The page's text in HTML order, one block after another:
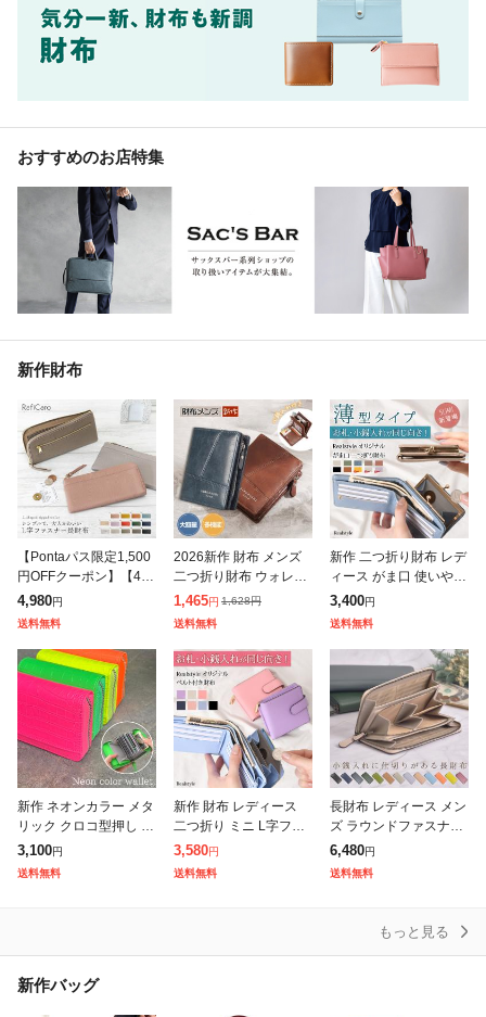
おすすめのお店特集
新作財布
【Pontaパス限定1,500
円OFFクーポン】【4,9
80円→3,480円】\長財
布月間ランキング1位/R
afiCaro 薄さ
4,980円
送料無料
2026新作 財布 メンズ
二つ折り財布 ウォレッ
ト メンズ カーボンレザ
ー 二つ折り革財布 メン
ズ 大容量 ファスナー小
銭入れ
1,465円 1,628円
送料無料
新作 二つ折り財布 レデ
ィース がま口 使いやす
い 20代 40代 50代 財布
横 向き 同じ スリム 薄
い 薄型 小銭入れ
3,400円
送料無料
新作 ネオンカラー メタ
リック クロコ型押し フ
ァスナー ジャバラカー
ドウォレット レディー
ス ウォレット 財布 お
3,100円
送料無料
新作 財布 レディース
二つ折り ミニ L字ファ
スナー コンパクト 小さ
い財布 大容量 他収納
サフィアーノフェイク
3,580円
送料無料
長財布 レディース メン
ズ ラウンドファスナー
財布 本革 仕切り付き小
銭入れ シンプル 軽量
大容量 牛革 スリム 男
6,480円
送料無料
もっと見る
新作バッグ